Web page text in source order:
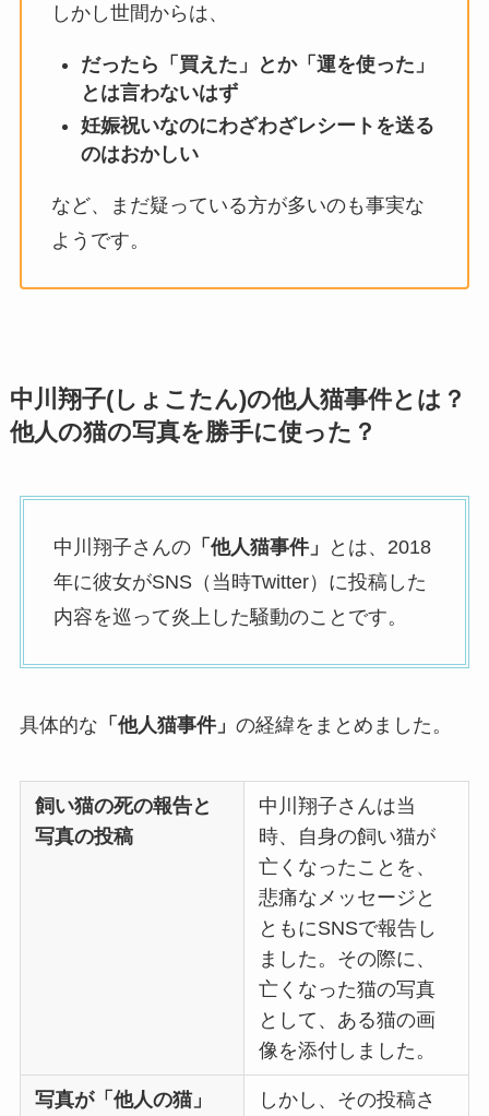
しかし世間からは、
だったら「買えた」とか「運を使った」
とは言わないはず
妊娠祝いなのにわざわざレシートを送る
のはおかしい
など、まだ疑っている方が多いのも事実な
ようです。
中川翔子(しょこたん)の他人猫事件とは？
他人の猫の写真を勝手に使った？
中川翔子さんの「他人猫事件」
とは、2018
年に彼女がSNS（当時Twitter）に投稿した
内容を巡って炎上した騒動のことです。
具体的な 「他人猫事件」 の経緯をまとめました。
飼い猫の死の報告と
写真の投稿
中川翔子さんは当
時、自身の飼い猫が
亡くなったことを、
悲痛なメッセージと
ともにSNSで報告し
ました。その際に、
亡くなった猫の写真
として、ある猫の画
像を添付しました。
写真が「他人の猫」 しかし、その投稿さ